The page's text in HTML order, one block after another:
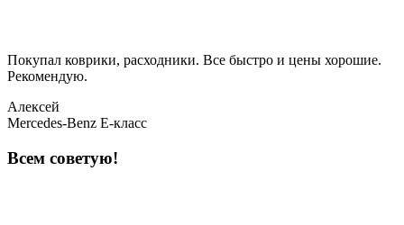
Покупал коврики, расходники. Все быстро и цены хорошие.
Рекомендую.
Алексей
Mercedes-Benz E-класс
Всем советую!